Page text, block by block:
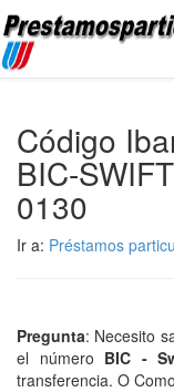
Código
BIC-
0130
Ir a: Préstamos
Pregunta: Necesito
el número BIC -
transferencia. O Como